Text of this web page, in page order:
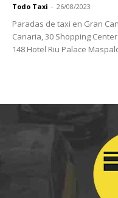
Todo Taxi - 26/08/2023
Paradas de taxi en Gran
Canaria, 30 Shopping
148 Hotel Riu Palace